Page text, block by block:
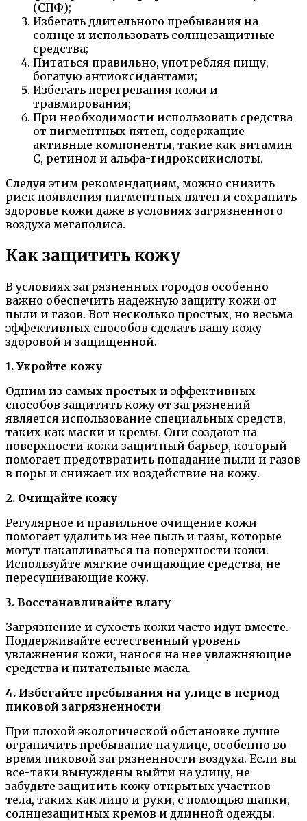
(СПФ);
Избегать длительного пребывания на
солнце и использовать солнцезащитные
средства;
Питаться правильно, употребляя пищу,
богатую антиоксидантами;
Избегать перегревания кожи и
травмирования;
При необходимости использовать средства
от пигментных пятен, содержащие
активные компоненты, такие как витамин
С, ретинол и альфа-гидроксикислоты.
Следуя этим рекомендациям, можно снизить
риск появления пигментных пятен и сохранить
здоровье кожи даже в условиях загрязненного
воздуха мегаполиса.
Как защитить кожу
В условиях загрязненных городов особенно
важно обеспечить надежную защиту кожи от
пыли и газов. Вот несколько простых, но весьма
эффективных способов сделать вашу кожу
здоровой и защищенной.
1. Укройте кожу
Одним из самых простых и эффективных
способов защитить кожу от загрязнений
является использование специальных средств,
таких как маски и кремы. Они создают на
поверхности кожи защитный барьер, который
помогает предотвратить попадание пыли и газов
в поры и снижает их воздействие на кожу.
2. Очищайте кожу
Регулярное и правильное очищение кожи
помогает удалить из нее пыль и газы, которые
могут накапливаться на поверхности кожи.
Используйте мягкие очищающие средства, не
пересушивающие кожу.
3. Восстанавливайте влагу
Загрязнение и сухость кожи часто идут вместе.
Поддерживайте естественный уровень
увлажнения кожи, нанося на нее увлажняющие
средства и питательные масла.
4. Избегайте пребывания на улице в период
пиковой загрязненности
При плохой экологической обстановке лучше
ограничить пребывание на улице, особенно во
время пиковой загрязненности воздуха. Если вы
все-таки вынуждены выйти на улицу, не
забудьте защитить кожу открытых участков
тела, таких как лицо и руки, с помощью шапки,
солнцезащитных кремов и длинной одежды.